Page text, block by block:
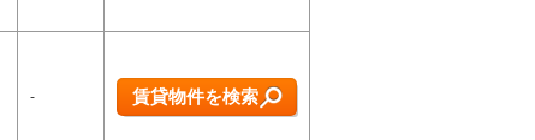
- 賃貸物件を検索